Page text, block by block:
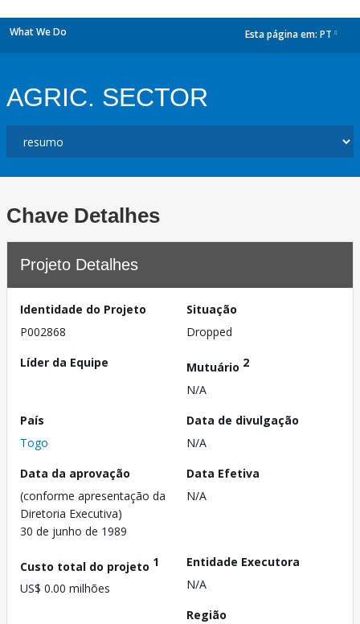
What We Do Esta página em: PT
AGRIC. SECTOR
Chave Detalhes
Projeto Detalhes
Identidade do Projeto
P002868
Situação
Dropped
Líder da Equipe
Mutuário 2
N/A
País
Togo
Data de divulgação
N/A
Data da aprovação
(conforme apresentação da
Diretoria Executiva)
30 de junho de 1989
Data Efetiva
N/A
Custo total do projeto 1
US$ 0.00 milhões
Entidade Executora
N/A
Região